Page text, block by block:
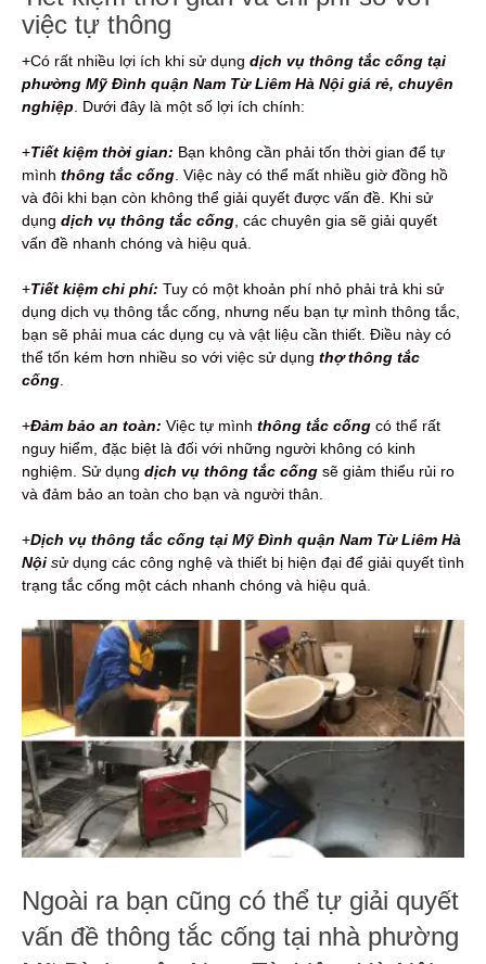
việc tự thông
+Có rất nhiều lợi ích khi sử dụng dịch vụ thông tắc cống tại
phường Mỹ Đình quận Nam Từ Liêm Hà Nội giá rẻ, chuyên
nghiệp . Dưới đây là một số lợi ích chính:
+Tiết kiệm thời gian: Bạn không cần phải tốn thời gian để tự
mình thông tắc cống . Việc này có thể mất nhiều giờ đồng hồ
và đôi khi bạn còn không thể giải quyết được vấn đề. Khi sử
dụng dịch vụ thông tắc cống , các chuyên gia sẽ giải quyết
vấn đề nhanh chóng và hiệu quả.
+Tiết kiệm chi phí: Tuy có một khoản phí nhỏ phải trả khi sử
dụng dịch vụ thông tắc cống, nhưng nếu bạn tự mình thông tắc,
bạn sẽ phải mua các dụng cụ và vật liệu cần thiết. Điều này có
thể tốn kém hơn nhiều so với việc sử dụng thợ thông tắc
cống
+Đảm bảo an toàn: Việc tự mình thông tắc cống có thể rất
nguy hiểm, đặc biệt là đối với những người không có kinh
nghiệm. Sử dụng dịch vụ thông tắc cống sẽ giảm thiểu rủi ro
và đảm bảo an toàn cho bạn và người thân.
+Dịch vụ thông tắc cống tại Mỹ Đình quận Nam Từ Liêm Hà
Nội sử dụng các công nghệ và thiết bị hiện đại để giải quyết tình
trạng tắc cống một cách nhanh chóng và hiệu quả.
Ngoài ra bạn cũng có thể tự giải quyết
vấn đề thông tắc cống tại nhà phường